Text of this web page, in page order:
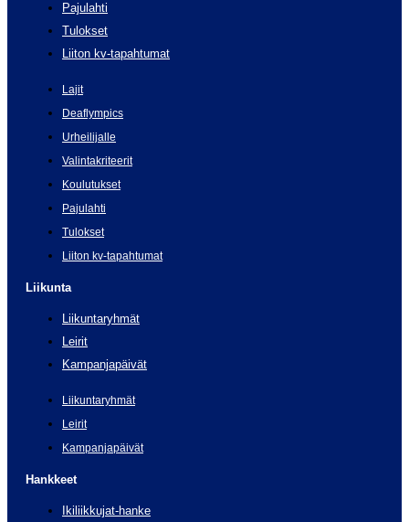
Pajulahti
Tulokset
Liiton kv-tapahtumat
Lajit
Deaflympics
Urheilijalle
Valintakriteerit
Koulutukset
Pajulahti
Tulokset
Liiton kv-tapahtumat
Liikunta
Liikuntaryhmät
Leirit
Kampanjapäivät
Liikuntaryhmät
Leirit
Kampanjapäivät
Hankkeet
Ikiliikkujat-hanke